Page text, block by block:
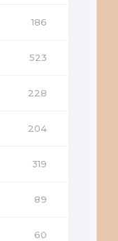
186
523
228
204
319
89
60